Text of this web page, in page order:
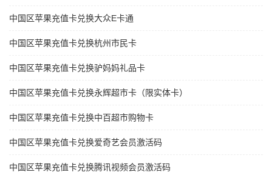
中国区苹果充值卡兑换大众E卡通
中国区苹果充值卡兑换杭州市民卡
中国区苹果充值卡兑换驴妈妈礼品卡
中国区苹果充值卡兑换永辉超市卡（限实体卡）
中国区苹果充值卡兑换中百超市购物卡
中国区苹果充值卡兑换爱奇艺会员激活码
中国区苹果充值卡兑换腾讯视频会员激活码